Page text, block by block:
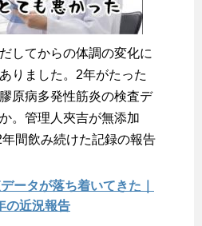
してからの体調の変化に
りました。2年がたった
原病多発性筋炎の検査デ
。管理人夾吉が無添加
間飲み続けた記録の報告
ータが落ち着いてきた｜
の近況報告